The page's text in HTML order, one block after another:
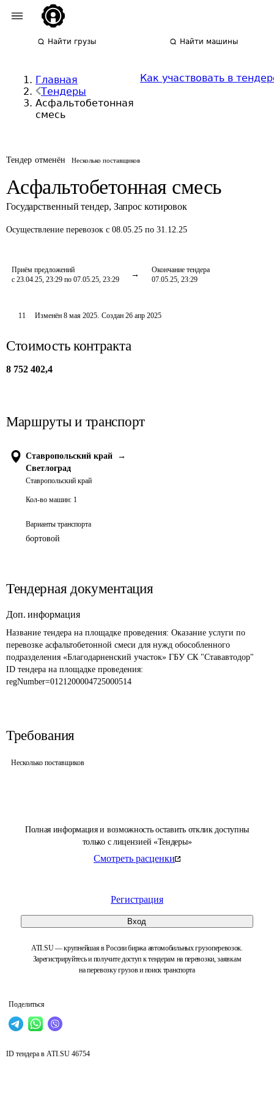
Найти грузы Найти машины
Главная
Тендеры
Асфальтобетонная
смесь
Как участвовать в
Тендер отменён Несколько поставщиков
Асфальтобетонная смесь
Государственный тендер, Запрос котировок
Осуществление перевозок с 08.05.25 по 31.12.25
Приём предложений
с 23.04.25, 23:29 по 07.05.25, 23:29
Окончание тендера
07.05.25, 23:29
Полная информация и возможность оставить отклик доступны
только с лицензией «Тендеры»
Смотреть расценки
Регистрация
Вход
ATI.SU — крупнейшая в России биржа автомобильных грузоперевозок.
Зарегистрируйтесь и получите доступ к тендерам на перевозки, заявкам
на перевозку грузов и поиск транспорта
Поделиться
11 Изменён8 мая 2025. Создан 26 апр 2025
Стоимость контракта
8 752 402,4
Маршруты и транспорт
Ставропольский край
→
Светлоград
Ставропольский край
Кол-во машин: 1
Варианты транспорта
бортовой
Тендерная документация
Доп. информация
Название тендера на площадке проведения: Оказание услуги по
перевозке асфальтобетонной смеси для нужд обособленного
подразделения «Благодарненский участок» ГБУ СК "Стававтодор"
ID тендера на площадке проведения:
regNumber=0121200004725000514
Требования
Несколько поставщиков
ID тендера в ATI.SU 46754